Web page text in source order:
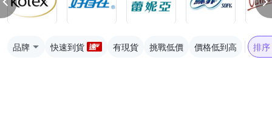
品牌 快速到貨 有現貨 挑戰低價 價格低到高 排序